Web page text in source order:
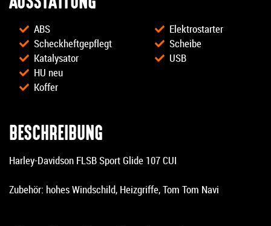
ABS
Scheckheftgepflegt
Katalysator
HU neu
Koffer
Elektrostarter
Scheibe
USB
BESCHREIBUNG
Harley-Davidson FLSB Sport Glide 107 CUI
Zubehör: hohes Windschild, Heizgriffe, Tom Tom Navi